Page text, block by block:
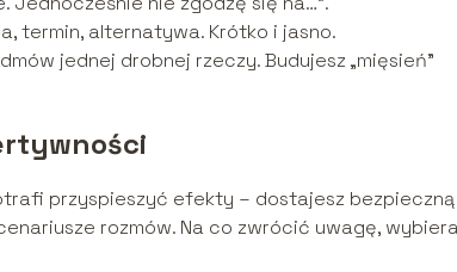
termin, alternatywa. Krótko i jasno.
jednej drobnej rzeczy. Budujesz „mięsień”
przyspieszyć efekty – dostajesz bezpieczną
rozmów. Na co zwrócić uwagę,